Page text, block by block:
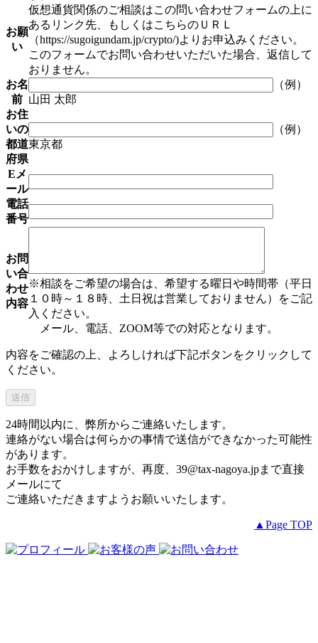
お願
い
仮想通貨関係のご相談はこの問い合わせフォームの上に
あるリンク先、もしくはこちらのＵＲＬ
（https://sugoigundam.jp/crypto/)よりお申込みください。
このフォームでお問い合わせいただいた場合、返信して
おりません。
お名
前
（例）
山田 太郎
お住
いの
都道
府県
（例）
東京都
Eメ
ール
電話
番号
お問
い合
わせ
内容
※相談をご希望の場合は、希望する曜日や時間帯（平日
１０時～１８時、土日祝は営業しておりません）をご記
入ください。
メール、電話、ZOOM等での対応となります。
内容をご確認の上、よろしければ下記ボタンをクリックして
ください。
24時間以内に、弊所からご連絡いたします。
連絡がない場合は何らかの事情で送信ができなかった可能性
があります。
お手数をおかけしますが、再度、 39@tax-nagoya.jpまで直接
メールにて
ご連絡いただきますようお願いいたします。
▲Page TOP